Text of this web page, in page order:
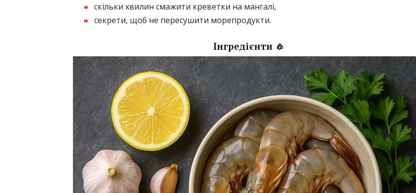
скільки хвилин смажити креветки на мангалі,
секрети, щоб не пересушити морепродукти.
Інгредієнти 🧄